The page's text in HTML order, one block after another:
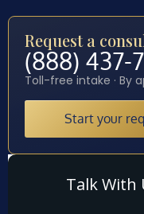
Request a
(888) 437-
Toll-free intake · By
Start your